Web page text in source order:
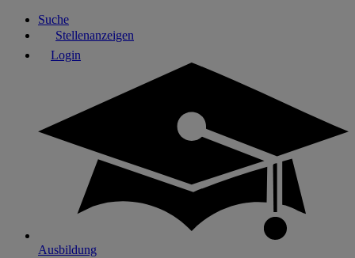
Suche
Stellenanzeigen
Login
Ausbildung